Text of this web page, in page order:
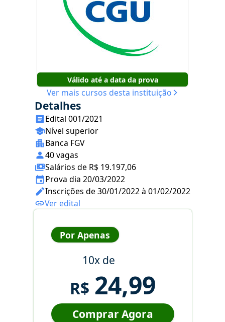
Válido até a data da prova
Ver mais cursos desta instituição
Detalhes
Edital 001/2021
Nível superior
Banca FGV
40 vagas
Salários de R$ 19.197,06
Prova dia 20/03/2022
Inscrições de 30/01/2022 à 01/02/2022
Ver edital
Por Apenas
10x de
R$ 24,99
Comprar Agora